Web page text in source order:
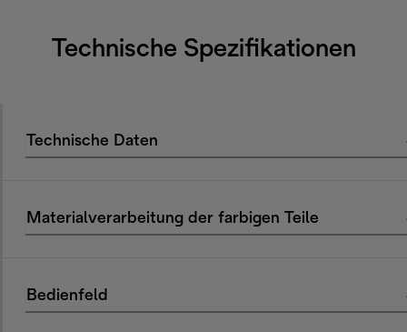
Technische Spezifikationen
Technische Daten
Materialverarbeitung der farbigen Teile
Bedienfeld